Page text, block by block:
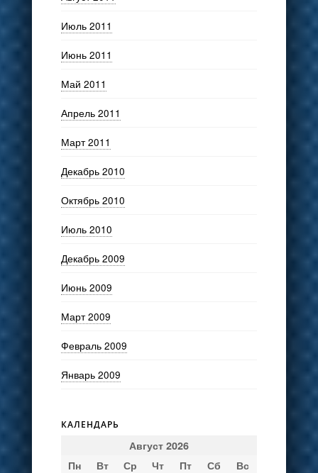
Июль 2011
Июнь 2011
Май 2011
Апрель 2011
Март 2011
Декабрь 2010
Октябрь 2010
Июль 2010
Декабрь 2009
Июнь 2009
Март 2009
Февраль 2009
Январь 2009
КАЛЕНДАРЬ
Август 2026
Пн
Вт Ср Чт Пт Сб Вс